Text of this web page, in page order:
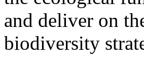
and deliver on
biodiversity